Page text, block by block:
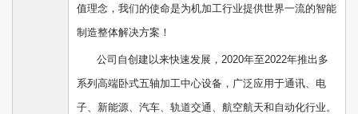
值理念，我们的使命是为机加工行业提供世界一流的智能
制造整体解决方案！
公司自创建以来快速发展，2020年至2022年推出多
系列高端卧式五轴加工中心设备，广泛应用于通讯、电
子、新能源、汽车、轨道交通、航空航天和自动化行业。